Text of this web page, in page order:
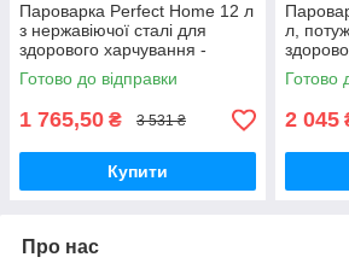
Пароварка Perfect Home 12 л
з нержавіючої сталі для
здорового харчування -
ефективне рішення для
вашої кухні
Готово до відправки
1 765,50 ₴ 3 531 ₴
Купити
л,
Готово
2 045
Про нас